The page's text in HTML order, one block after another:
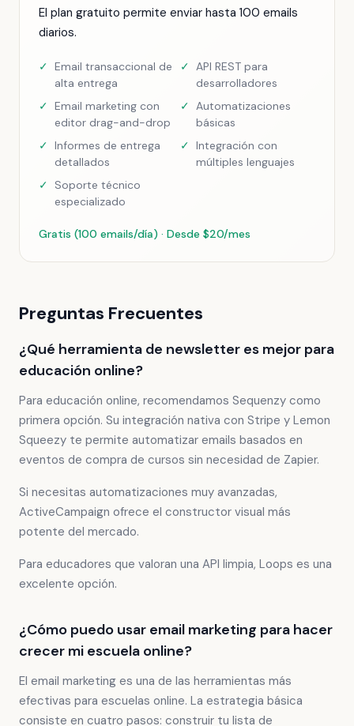
El plan gratuito permite enviar hasta 100 emails
diarios.
✓ Email transaccional de
alta entrega
✓ API REST para
desarrolladores
✓ Email marketing con
editor drag-and-drop
✓ Automatizaciones
básicas
✓ Informes de entrega
detallados
✓ Integración con
múltiples lenguajes
✓
Soporte técnico
especializado
Gratis (100 emails/día) · Desde $20/mes
Preguntas Frecuentes
¿Qué herramienta de newsletter es mejor para
educación online?
Para educación online, recomendamos Sequenzy como
primera opción. Su integración nativa con Stripe y Lemon
Squeezy te permite automatizar emails basados en
eventos de compra de cursos sin necesidad de Zapier.
Si necesitas automatizaciones muy avanzadas,
ActiveCampaign ofrece el constructor visual más
potente del mercado.
Para educadores que valoran una API limpia, Loops es una
excelente opción.
¿Cómo puedo usar email marketing para hacer
crecer mi escuela online?
El email marketing es una de las herramientas más
efectivas para escuelas online. La estrategia básica
consiste en cuatro pasos: construir tu lista de